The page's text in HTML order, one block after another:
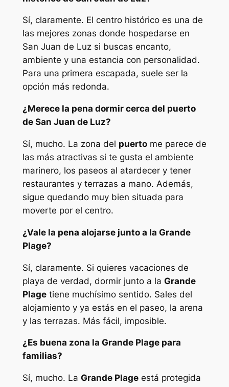
Sí, claramente. El centro histórico es una de
las mejores zonas donde hospedarse en
San Juan de Luz si buscas encanto,
ambiente y una estancia con personalidad.
Para una primera escapada, suele ser la
opción más redonda.
¿Merece la pena dormir cerca del puerto
de San Juan de Luz?
Sí, mucho. La zona del puertome parece de
las más atractivas si te gusta el ambiente
marinero, los paseos al atardecer y tener
restaurantes y terrazas a mano. Además,
sigue quedando muy bien situada para
moverte por el centro.
¿Vale la pena alojarse junto a la Grande
Plage?
Sí, claramente. Si quieres vacaciones de
playa de verdad, dormir junto a la Grande
Plagetiene muchísimo sentido. Sales del
alojamiento y ya estás en el paseo, la arena
y las terrazas. Más fácil, imposible.
¿Es buena zona la Grande Plage para
familias?
Sí, mucho. La Grande Plageestá protegida